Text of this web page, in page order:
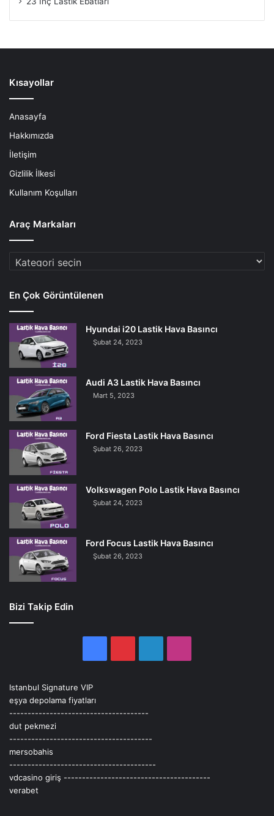
Kısayollar
Anasayfa
Hakkımızda
İletişim
Gizlilik İlkesi
Kullanım Koşulları
Araç Markaları
Araç
En Çok Görüntülenen
Hyundai i20 Lastik Hava Basıncı
Şubat 24, 2023
Audi A3 Lastik Hava Basıncı
Mart 5, 2023
Ford Fiesta Lastik Hava Basıncı
Şubat 26, 2023
Volkswagen Polo Lastik Hava Basıncı
Şubat 24, 2023
Ford Focus Lastik Hava Basıncı
Şubat 26, 2023
Bizi Takip Edin
Istanbul Signature VIP
eşya depolama fiyatları
--------------------------------------
dut pekmezi
---------------------------------------
mersobahis
----------------------------------------
vdcasino giriş ----------------------------------------
verabet